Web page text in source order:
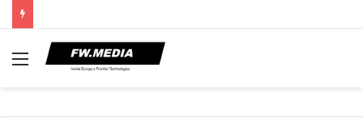
Menu